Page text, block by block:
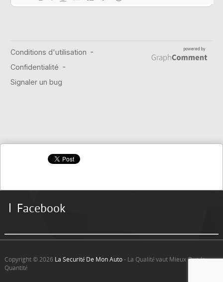
Facebook
Copyright © 2026 La Securité De Mon Auto- La Qualité vaut Mieux Que la
Quantité